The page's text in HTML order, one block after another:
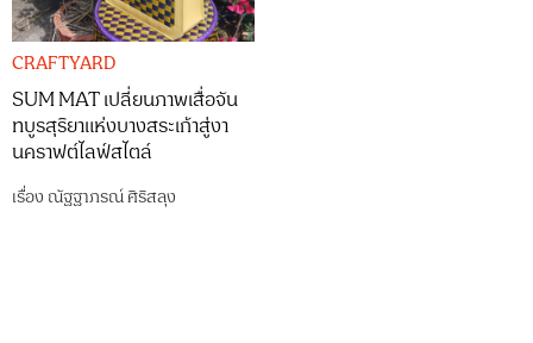
CRAFTYARD
SUM MAT เปลี่ยนภาพเสื่อจัน
ทบูรสุริยาแห่งบางสระเก้าสู่งา
นคราฟต์ไลฟ์สไตล์
เรื่องณัฐฐาภรณ์ ศิริสลุง